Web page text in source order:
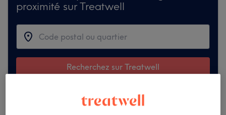
proximité sur Treatwell
Recherchez sur Treatwell